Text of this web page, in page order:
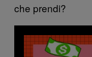
che prendi?